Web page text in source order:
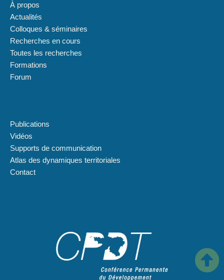
À propos
Actualités
Colloques & séminaires
Recherches en cours
Toutes les recherches
Formations
Forum
Publications
Vidéos
Supports de communication
Atlas des dynamiques territoriales
Contact